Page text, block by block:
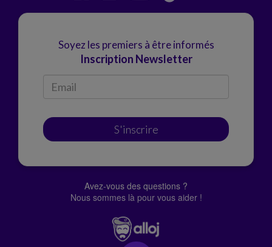
Soyez les premiers à être informés
Inscription Newsletter
S'inscrire
Avez-vous des questions ?
Nous sommes là pour vous aider !